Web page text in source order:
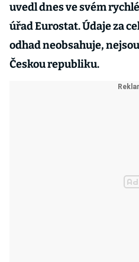
uvedl dnes ve svém
úřad Eurostat. Údaje za
odhad neobsahuje,
Českou republiku.